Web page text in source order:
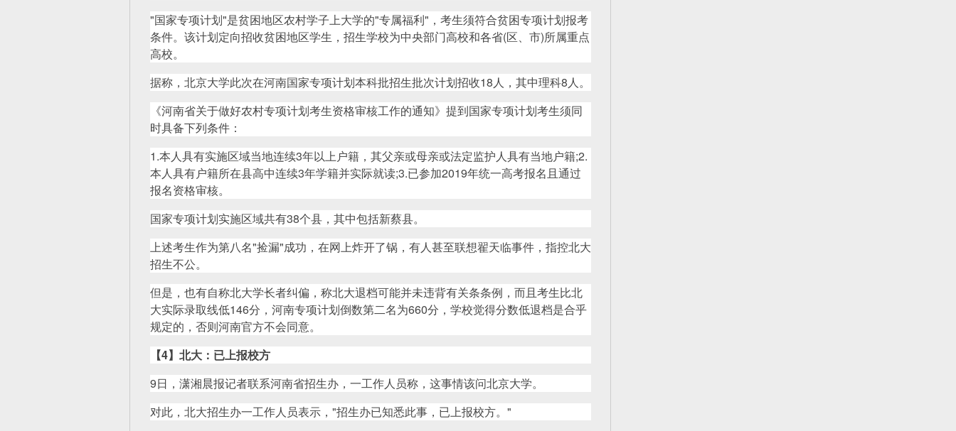
"国家专项计划"是贫困地区农村学子上大学的"专属福利"，考生须符合贫困专项计划报考
条件。该计划定向招收贫困地区学生，招生学校为中央部门高校和各省(区、市)所属重点
高校。
据称，北京大学此次在河南国家专项计划本科批招生批次计划招收18人，其中理科8人。
《河南省关于做好农村专项计划考生资格审核工作的通知》提到国家专项计划考生须同
时具备下列条件：
1.本人具有实施区域当地连续3年以上户籍，其父亲或母亲或法定监护人具有当地户籍;2.
本人具有户籍所在县高中连续3年学籍并实际就读;3.已参加2019年统一高考报名且通过
报名资格审核。
国家专项计划实施区域共有38个县，其中包括新蔡县。
上述考生作为第八名"捡漏"成功，在网上炸开了锅，有人甚至联想翟天临事件，指控北大
招生不公。
但是，也有自称北大学长者纠偏，称北大退档可能并未违背有关条条例，而且考生比北
大实际录取线低146分，河南专项计划倒数第二名为660分，学校觉得分数低退档是合乎
规定的，否则河南官方不会同意。
【4】北大：已上报校方
9日，潇湘晨报记者联系河南省招生办，一工作人员称，这事情该问北京大学。
对此，北大招生办一工作人员表示，"招生办已知悉此事，已上报校方。"